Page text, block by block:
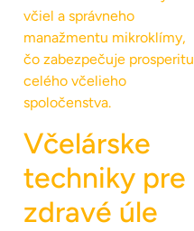
včiel a správneho
manažmentu mikroklímy,
čo zabezpečuje prosperitu
celého včelieho
spoločenstva.
Včelárske
techniky pre
zdravé úle